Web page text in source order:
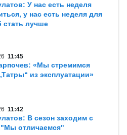
У нас есть неделя
у нас есть неделя для
стать лучше
11:45
«Мы стремимся
из эксплуатации»
11:42
В сезон заходим с
"Мы отличаемся"